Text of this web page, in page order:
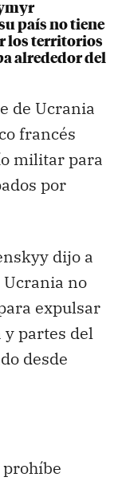
país no tiene
los territorios
alrededor del
de Ucrania
francés
militar para
por
dijo a
no
expulsar
y partes del
desde